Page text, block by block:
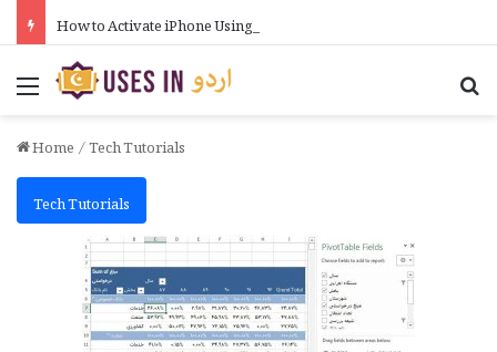
How to Activate iPhone Using 3uTools in Urdu
Menu
Home/Tech Tutorials
Tech Tutorials